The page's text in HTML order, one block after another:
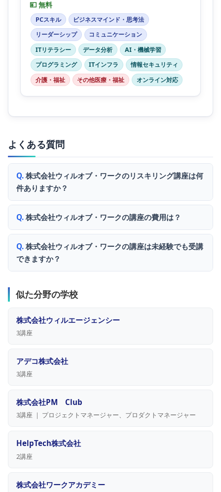
💴 無料
PCスキル
ビジネスマインド・思考法
リーダーシップ
コミュニケーション
ITリテラシー
データ分析
AI・機械学習
プログラミング
ITインフラ
情報セキュリティ
介護・福祉
その他医療・福祉 オンライン対応
よくある質問
株式会社ウィルオブ・ワークのリスキリング講座は何
件ありますか？
株式会社ウィルオブ・ワークの講座の費用は？
株式会社ウィルオブ・ワークの講座は未経験でも受講
できますか？
似た分野の学校
株式会社ウィルエージェンシー
3講座
アデコ株式会社
3講座
株式会社PM Club
3講座 ｜ プロジェクトマネージャー、プロダクトマネージャー
HelpTech株式会社
2講座
株式会社ワークアカデミー